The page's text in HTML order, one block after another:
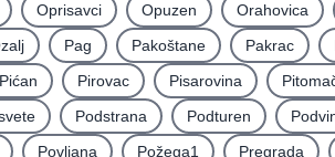
Oprisavci Opuzen Orahovica
Pag Pakoštane Pakrac
Pićan Pirovac Pisarovina
Podstrana Podturen
Povljana Požega1 Pregrada